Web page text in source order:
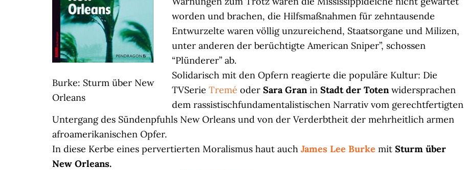
Burke: Sturm über New
Orleans
worden und brachen, die Hilfsmaßnahmen für zehntausende
Entwurzelte waren völlig unzureichend, Staatsorgane und Milizen,
unter anderen der berüchtigte American Sniper”, schossen
“Plünderer” ab.
Solidarisch mit den Opfern reagierte die populäre Kultur: Die
TVSerie Tremé oder Sara Granin Stadt der Totenwidersprachen
dem rassistischfundamentalistischen Narrativ vom gerechtfertigten
Untergang des Sündenpfuhls New Orleans und von der Verderbtheit der mehrheitlich armen
afroamerikanischen Opfer.
In diese Kerbe eines pervertierten Moralismus haut auch James Lee Burke mit Sturm über
New Orleans.